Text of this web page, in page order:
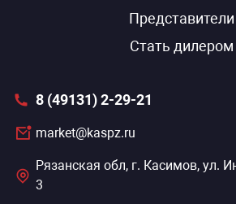
Представители
Стать дилером
8 (49131) 2-29-21
market@kaspz.ru
Рязанская обл, г. Касимов, ул.
3